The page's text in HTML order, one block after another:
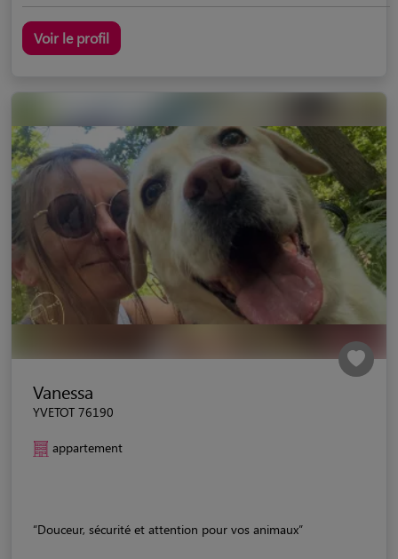
Voir le profil
Vanessa
YVETOT 76190
appartement
“Douceur, sécurité et attention pour vos animaux”